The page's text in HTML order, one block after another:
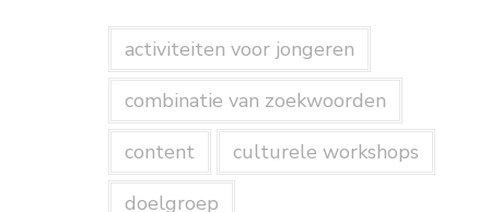
activiteiten voor jongeren
combinatie van zoekwoorden
content
culturele workshops
doelgroep